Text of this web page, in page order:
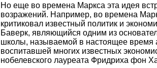
Но еще во времена Маркса эта идея
возражений. Например, во времена
критиковал известный политик и
Баверк, являющийся одним из
школы, называемой в настоящее время
воспитавшей многих известных
нобелевского лауреата Фридриха фон